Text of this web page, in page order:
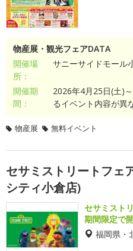
物産展・観光フェアDATA
開催場
所：
サニーサイドモール
開催期
間：
2026年4月25日(土)
るイベント内容が異
物産展 無料イベント
セサミストリートフェ
シティ小倉店)
セサミスト
期間限定で
福岡県・